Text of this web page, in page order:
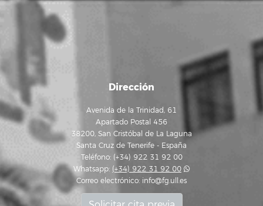
Dirección
Avenida de la Trinidad, 61
Apartado Postal 456
38200, San Cristóbal de La Laguna
Santa Cruz de Tenerife - España
Teléfono: (+34) 922 31 92 00
Whatsapp: (+34) 922 31 92 00
Correo electrónico: info@fg.ull.es